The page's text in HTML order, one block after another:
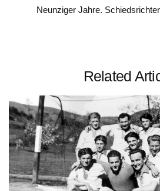
Neunziger Jahre.
Related